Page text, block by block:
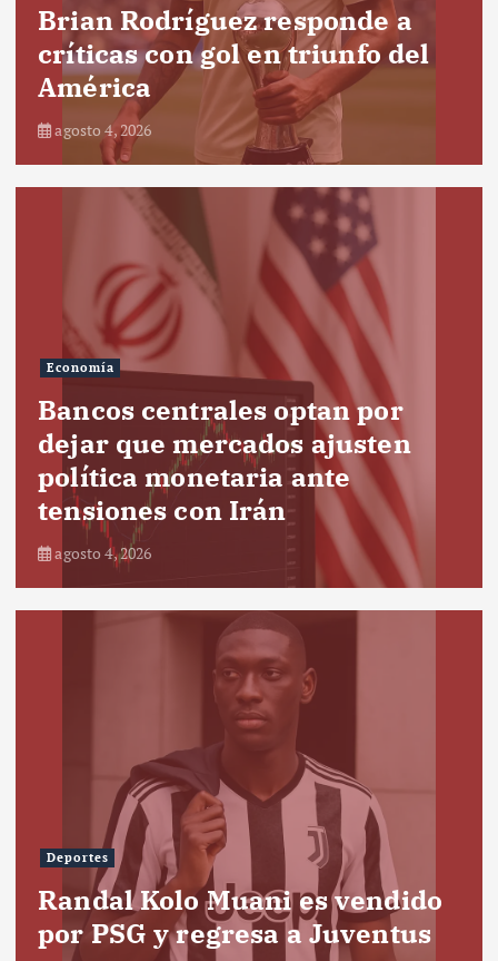
Brian Rodríguez responde a
críticas con gol en triunfo del
América
agosto 4, 2026
Economía
Bancos centrales optan por
dejar que mercados ajusten
política monetaria ante
tensiones con Irán
agosto 4, 2026
Deportes
Randal Kolo Muani es vendido
por PSG y regresa a Juventus